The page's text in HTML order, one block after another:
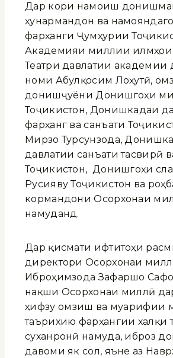
Дар кори намоиш
ҳунармандон ва
фарҳанги Ҷумҳурии
Академияи миллии илмҳои
Театри давлатии академии
номи Абулқосим Лоҳутӣ,
донишҷуёни Донишгоҳи
Тоҷикистон, Донишкадаи
фарҳанг ва санъати
Мирзо Турсунзода,
давлатии санъати тасвирӣ
Тоҷикистон, Донишгоҳи
Русияву Тоҷикистон ва
кормандони Осорхонаи
намуданд.
Дар қисмати ифтитоҳи
директори Осорхонаи
Иброҳимзода Зафаршо
нақши Осорхонаи миллӣ
ҳифзу омӯзиш ва муарифии
таърихию фарҳангии халқи
суханронӣ намуда, иброз
давоми як сол, яъне аз